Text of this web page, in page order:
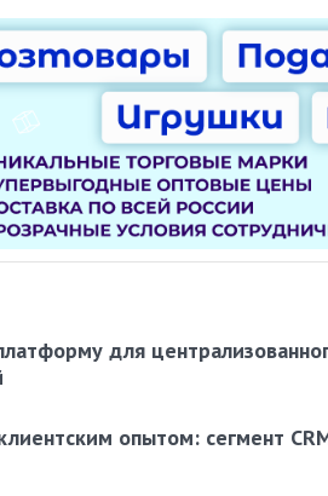
для
опытом: сегмент